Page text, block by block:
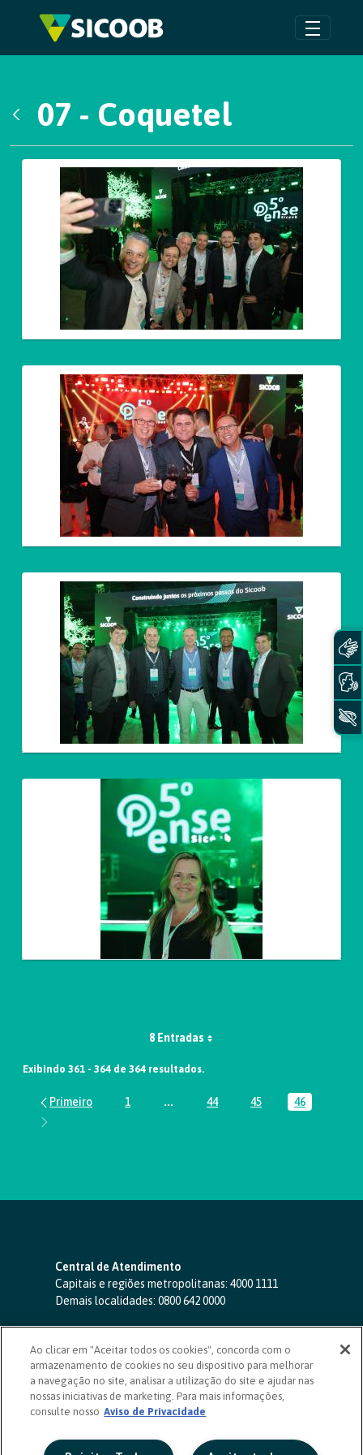
Pular para o Conteúdo principal
07 - Coquetel
Galeria de Mídias
8 Entradas
Exibindo 361 - 364 de 364 resultados.
Página
1 ...Páginas intermediárias Usar ABA
Página
44 Página
45 Página
46
Central de Atendimento
Capitais e regiões metropolitanas: 4000 1111
Demais localidades: 0800 642 0000
SAC 24 horas-0800 724 4420
Ouvidoria
0800 725 0996
(de segunda a sexta, das 8h às 20h)
ouvidoriasicoob.com.br
Deficientes auditivos ou de fala
Ao clicar em "Aceitar todos os cookies", concorda com o
armazenamento de cookies no seu dispositivo para melhorar
a navegação no site, analisar a utilização do site e ajudar nas
nossas iniciativas de marketing. Para mais informações,
consulte nosso Aviso de Privacidade